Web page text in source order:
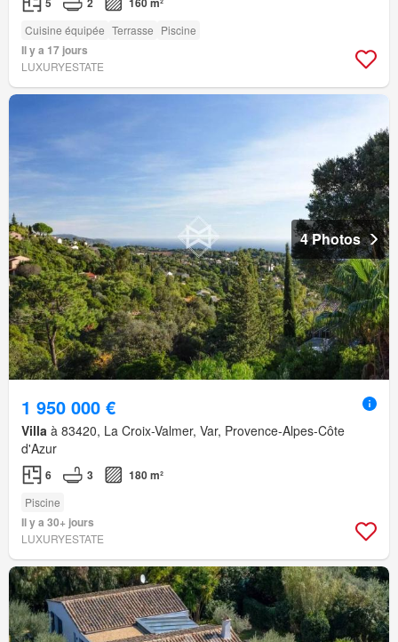
Cuisine équipée Terrasse Piscine
Il y a 17 jours
LUXURYESTATE
4 Photos
1 950 000 €
Villa à 83420, La Croix-Valmer, Var, Provence-Alpes-Côte
d'Azur
6 3 180 m²
Piscine
Il y a 30+ jours
LUXURYESTATE